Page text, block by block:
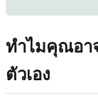
ทำไมคุณอา
ตัวเอง